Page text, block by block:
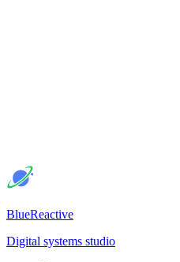
BlueReactive
Digital systems studio